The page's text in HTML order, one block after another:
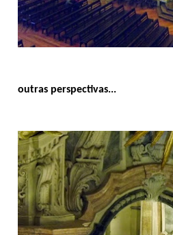
outras perspectivas...